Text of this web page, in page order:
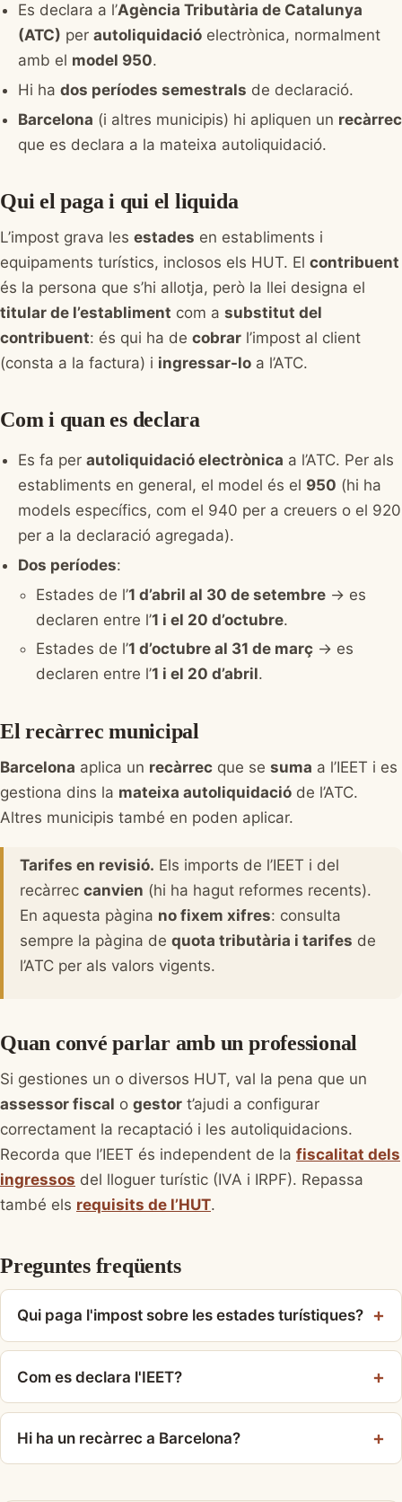
Es declara a l’Agència Tributària de Catalunya
(ATC) per autoliquidació electrònica, normalment
amb el model 950.
Hi ha dos períodes semestrals de declaració.
Barcelona (i altres municipis) hi apliquen un recàrrec
que es declara a la mateixa autoliquidació.
Qui el paga i qui el liquida
L’impost grava les estades en establiments i
equipaments turístics, inclosos els HUT. El contribuent
és la persona que s’hi allotja, però la llei designa el
titular de l’establiment com a substitut del
contribuent: és qui ha de cobrar l’impost al client
(consta a la factura) i ingressar-lo a l’ATC.
Com i quan es declara
Es fa per autoliquidació electrònica a l’ATC. Per als
establiments en general, el model és el 950 (hi ha
models específics, com el 940 per a creuers o el 920
per a la declaració agregada).
Dos períodes:
Estades de l’1 d’abril al 30 de setembre → es
declaren entre l’1 i el 20 d’octubre.
Estades de l’1 d’octubre al 31 de març → es
declaren entre l’1 i el 20 d’abril.
El recàrrec municipal
Barcelona aplica un recàrrec que se suma a l’IEET i es
gestiona dins la mateixa autoliquidació de l’ATC.
Altres municipis també en poden aplicar.
Tarifes en revisió. Els imports de l’IEET i del
recàrrec canvien (hi ha hagut reformes recents).
En aquesta pàgina no fixem xifres: consulta
sempre la pàgina de quota tributària i tarifes de
l’ATC per als valors vigents.
Quan convé parlar amb un professional
Si gestiones un o diversos HUT, val la pena que un
assessor fiscal o gestor t’ajudi a configurar
correctament la recaptació i les autoliquidacions.
Recorda que l’IEET és independent de la fiscalitat dels
ingressos del lloguer turístic (IVA i IRPF). Repassa
també els requisits de l’HUT.
Preguntes freqüents
Qui paga l'impost sobre les estades turístiques?
Com es declara l'IEET?
Hi ha un recàrrec a Barcelona?